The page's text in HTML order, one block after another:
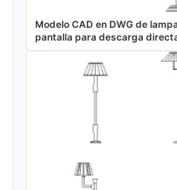
Modelo CAD en DWG de
pantalla para descarga